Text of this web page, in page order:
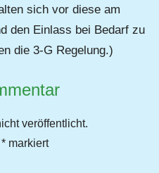
sich vor diese am
den Einlass bei Bedarf zu
die 3-G Regelung.)
veröffentlicht.
* markiert